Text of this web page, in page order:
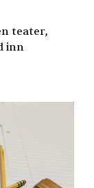
teater,
inn